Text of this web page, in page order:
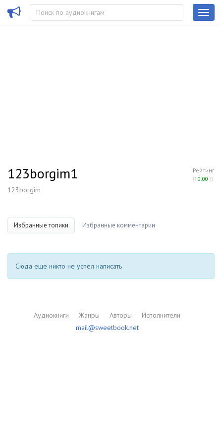
Рейтинг
0.00
123borgim1
123borgim
Избранные топики Избранные комментарии
Сюда еще никто не успел написать
Аудиокниги Жанры Авторы
Исполнители
mail@sweetbook.net